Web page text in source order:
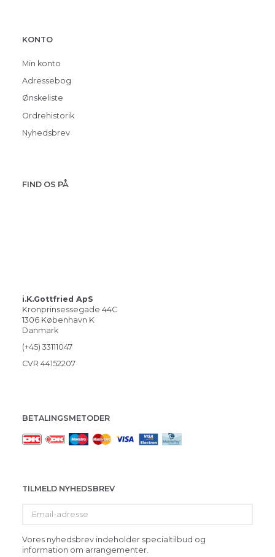
KONTO
Min konto
Adressebog
Ønskeliste
Ordrehistorik
Nyhedsbrev
FIND OS PÅ
i.K.Gottfried ApS
Kronprinsessegade 44C
1306 København K
Danmark
(+45) 33111047
CVR 44152207
BETALINGSMETODER
TILMELD NYHEDSBREV
adresse
Vores nyhedsbrev indeholder specialtilbud og
information om arrangementer.